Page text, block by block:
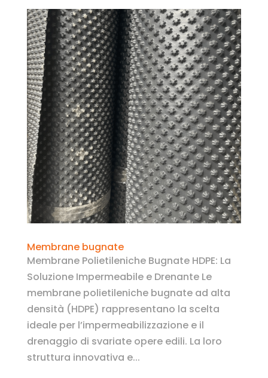
Membrane bugnate
Membrane Polietileniche Bugnate HDPE: La
Soluzione Impermeabile e Drenante Le
membrane polietileniche bugnate ad alta
densità (HDPE) rappresentano la scelta
ideale per l’impermeabilizzazione e il
drenaggio di svariate opere edili. La loro
struttura innovativa e...